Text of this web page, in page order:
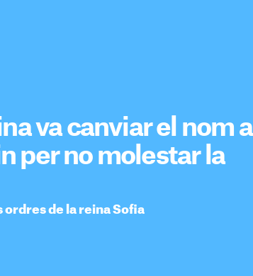
va canviar el nom a
per no molestar la
ordres de la reina Sofia